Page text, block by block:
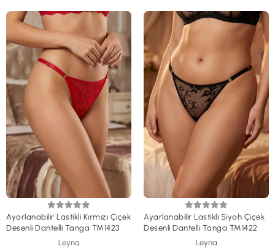
Ayarlanabilir Lastikli Kırmızı Çiçek
Desenli Dantelli Tanga TM1423
Leyna
Ayarlanabilir Lastikli Siyah Çiçek
Desenli Dantelli Tanga TM1422
Leyna